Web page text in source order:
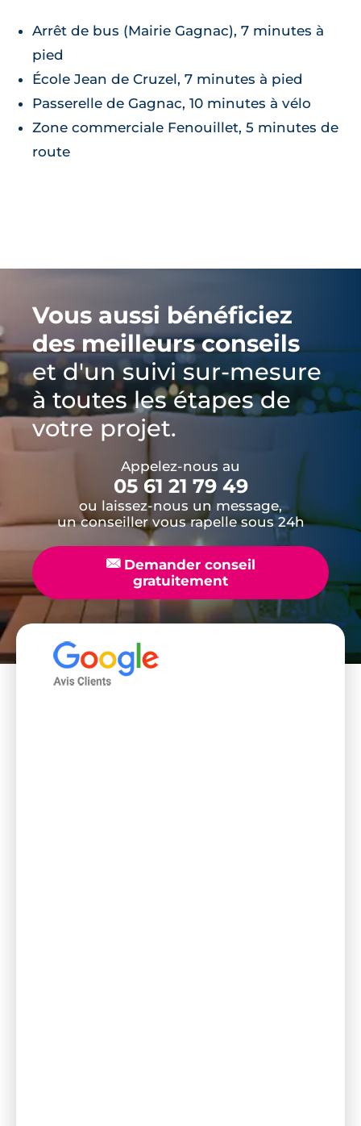
Arrêt de bus (Mairie Gagnac), 7 minutes à
pied
École Jean de Cruzel, 7 minutes à pied
Passerelle de Gagnac, 10 minutes à vélo
Zone commerciale Fenouillet, 5 minutes de
route
Vous aussi bénéficiez
des meilleurs conseils
et d'un suivi sur-mesure
à toutes les étapes de
votre projet.
Appelez-nous au
05 61 21 79 49
ou laissez-nous un message,
un conseiller vous rapelle sous 24h
📧Demander conseil
gratuitement